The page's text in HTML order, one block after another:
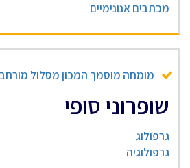
מכתבים אנונימיים
מומחה מוסמך המכון מסלול מורחב
שופרוני סופי
גרפולוג
גרפולוגיה